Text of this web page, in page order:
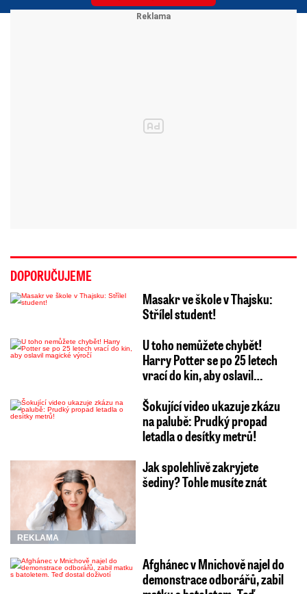
DOPORUČUJEME
Masakr ve škole v Thajsku:
Střílel student!
U toho nemůžete chybět!
Harry Potter se po 25 letech
vrací do kin, aby oslavil…
Šokující video ukazuje zkázu
na palubě: Prudký propad
letadla o desítky metrů!
REKLAMA
Jak spolehlivě zakryjete
šediny? Tohle musíte znát
Afghánec v Mnichově najel do
demonstrace odborářů, zabil